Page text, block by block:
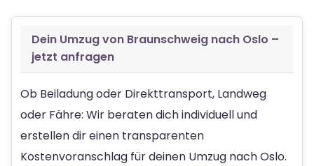
Dein Umzug von Braunschweig nach Oslo –
jetzt anfragen
Ob Beiladung oder Direkttransport, Landweg
oder Fähre: Wir beraten dich individuell und
erstellen dir einen transparenten
Kostenvoranschlag für deinen Umzug nach Oslo.